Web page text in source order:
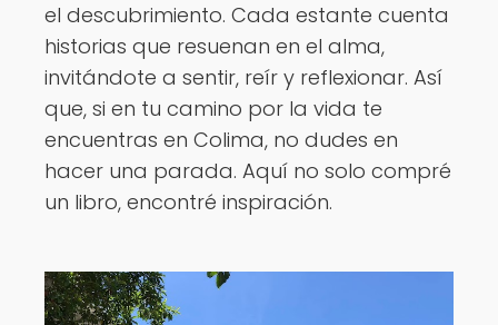
el descubrimiento. Cada estante cuenta
historias que resuenan en el alma,
invitándote a sentir, reír y reflexionar. Así
que, si en tu camino por la vida te
encuentras en Colima, no dudes en
hacer una parada. Aquí no solo compré
un libro, encontré inspiración.